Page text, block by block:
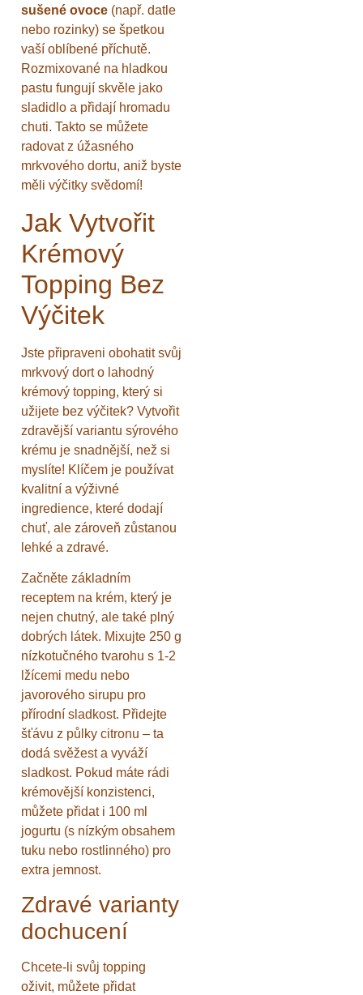
sušené ovoce (např. datle
nebo rozinky) se špetkou
vaší oblíbené příchutě.
Rozmixované na hladkou
pastu fungují skvěle jako
sladidlo a přidají hromadu
chuti. Takto se můžete
radovat z úžasného
mrkvového dortu, aniž byste
měli výčitky svědomí!
Jak Vytvořit
Krémový
Topping Bez
Výčitek
Jste připraveni obohatit svůj
mrkvový dort o lahodný
krémový topping, který si
užijete bez výčitek? Vytvořit
zdravější variantu sýrového
krému je snadnější, než si
myslíte! Klíčem je používat
kvalitní a výživné
ingredience, které dodají
chuť, ale zároveň zůstanou
lehké a zdravé.
Začněte základním
receptem na krém, který je
nejen chutný, ale také plný
dobrých látek. Mixujte 250 g
nízkotučného tvarohu s 1-2
lžícemi medu nebo
javorového sirupu pro
přírodní sladkost. Přidejte
šťávu z půlky citronu – ta
dodá svěžest a vyváží
sladkost. Pokud máte rádi
krémovější konzistenci,
můžete přidat i 100 ml
jogurtu (s nízkým obsahem
tuku nebo rostlinného) pro
extra jemnost.
Zdravé varianty
dochucení
Chcete-li svůj topping
oživit, můžete přidat